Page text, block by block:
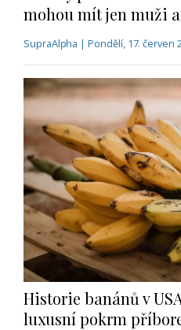
mohou mít jen muži
SupraAlpha | Pondělí, 17. červen
Historie banánů v
luxusní pokrm